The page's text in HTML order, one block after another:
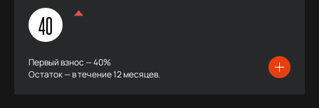
40
Первый взнос — 40%
Остаток — в течение 12 месяцев.